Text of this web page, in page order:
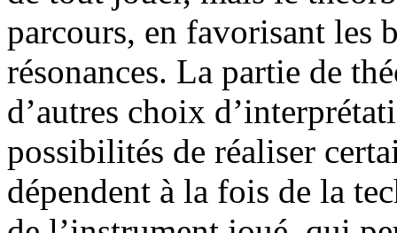
parcours, en favorisant les
résonances. La partie de
d’autres choix
possibilités de réaliser
dépendent à la fois de la